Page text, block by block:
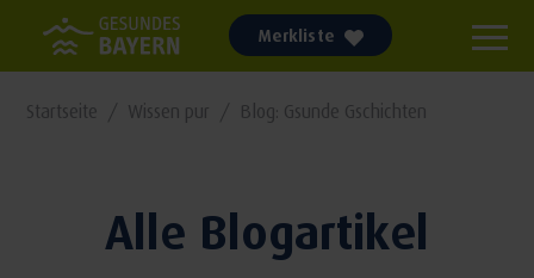
Merkliste
Startseite Wissen pur Blog: Gsunde Gschichten
Alle Blogartikel